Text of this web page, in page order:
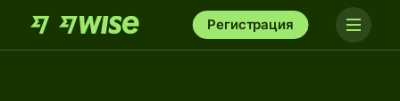
Регистрация